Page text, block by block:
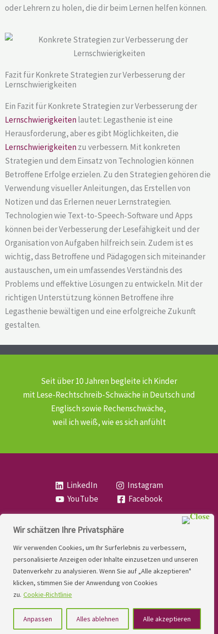
Wir schätzen Ihre Privatsphäre
Wir verwenden Cookies, um Ihr Surferlebnis zu verbessern,
personalisierte Anzeigen oder Inhalte einzusetzen und unseren
Datenverkehr zu analysieren. Wenn Sie auf „Alle akzeptieren"
klicken, stimmen Sie der Anwendung von Cookies
zu. Cookie-Richtlinie
Anpassen Alles ablehnen Alle akzeptieren
oder Lehrern zu holen, die dir beim Lernen helfen können.
Fazit für Konkrete Strategien zur Verbesserung der
Lernschwierigkeiten
Ein Fazit für Konkrete Strategien zur Verbesserung der
Lernschwierigkeitenlautet: Legasthenie ist eine
Herausforderung, aber es gibt Möglichkeiten, die
Lernschwierigkeitenzu verbessern. Mit konkreten
Strategien und dem Einsatz von Technologien können
Betroffene Erfolge erzielen. Zu den Strategien gehören die
Verwendung visueller Anleitungen, das Erstellen von
Notizen und das Erlernen neuer Lernstrategien.
Technologien wie Text-to-Speech-Software und Apps
können bei der Verbesserung der Lesefähigkeit und der
Organisation von Aufgaben hilfreich sein. Zudem ist es
wichtig, dass Betroffene und Pädagogen sich miteinander
austauschen, um ein umfassendes Verständnis des
Problems und effektive Lösungen zu entwickeln. Mit der
richtigen Unterstützung können Betroffene ihre
Legasthenie bewältigen und eine erfolgreiche Zukunft
gestalten.
Seit über 10 Jahren begleite ich Kinder
mit Lese-Rechtschreib-Schwächein Deutsch und
Englisch sowie Rechenschwäche,
weil ich weiß, wie es sich anfühlt
LinkedIn
Instagram
YouTube
Facebook
LINDNER. 2026 | Powered by
Kontakt
Datenschutzerklärung